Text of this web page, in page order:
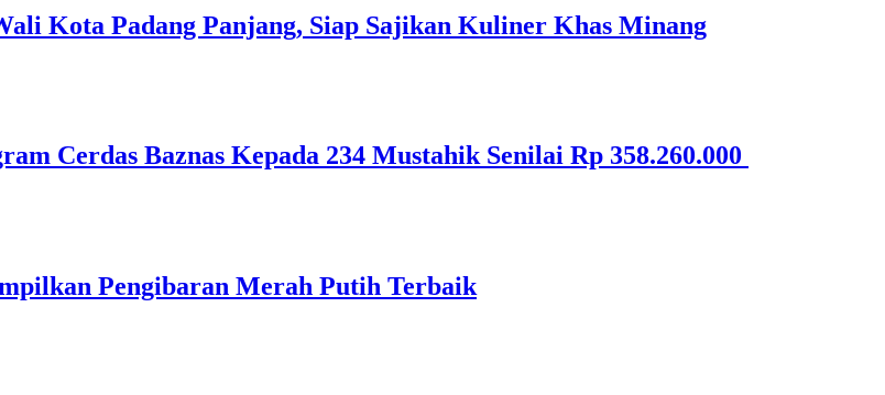
Kota Padang Panjang, Siap Sajikan Kuliner Khas Minang
Cerdas Baznas Kepada 234 Mustahik Senilai Rp 358.260.000
Pengibaran Merah Putih Terbaik